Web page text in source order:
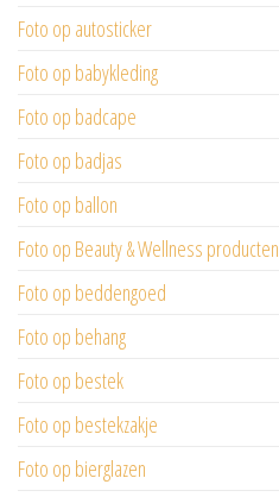
Foto op autosticker
Foto op babykleding
Foto op badcape
Foto op badjas
Foto op ballon
Foto op Beauty & Wellness producten
Foto op beddengoed
Foto op behang
Foto op bestek
Foto op bestekzakje
Foto op bierglazen